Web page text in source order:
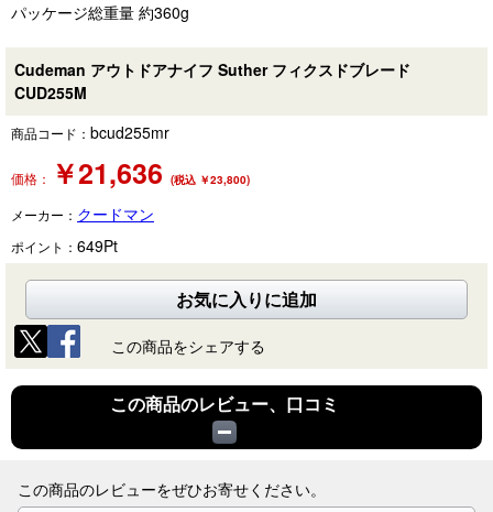
パッケージ総重量 約360g
Cudeman アウトドアナイフ Suther フィクスドブレード
CUD255M
商品コード： bcud255mr
価格： ￥21,636 (税込 ￥23,800)
メーカー： クードマン
ポイント： 649Pt
お気に入りに追加
この商品をシェアする
この商品のレビュー、口コミ
この商品のレビューをぜひお寄せください。